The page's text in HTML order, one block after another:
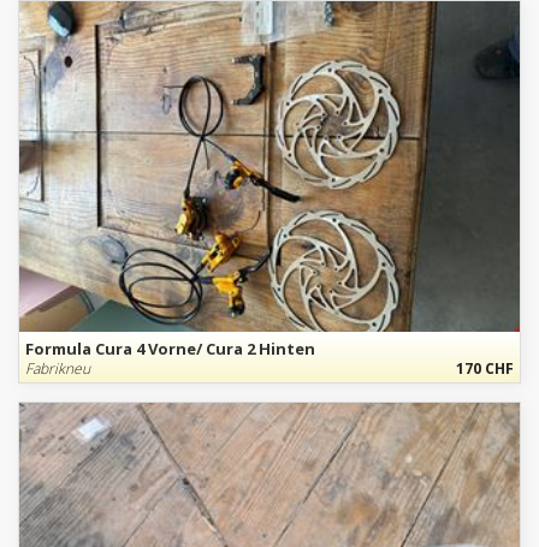
Formula Cura 4 Vorne/ Cura 2 Hinten
Fabrikneu 170 CHF